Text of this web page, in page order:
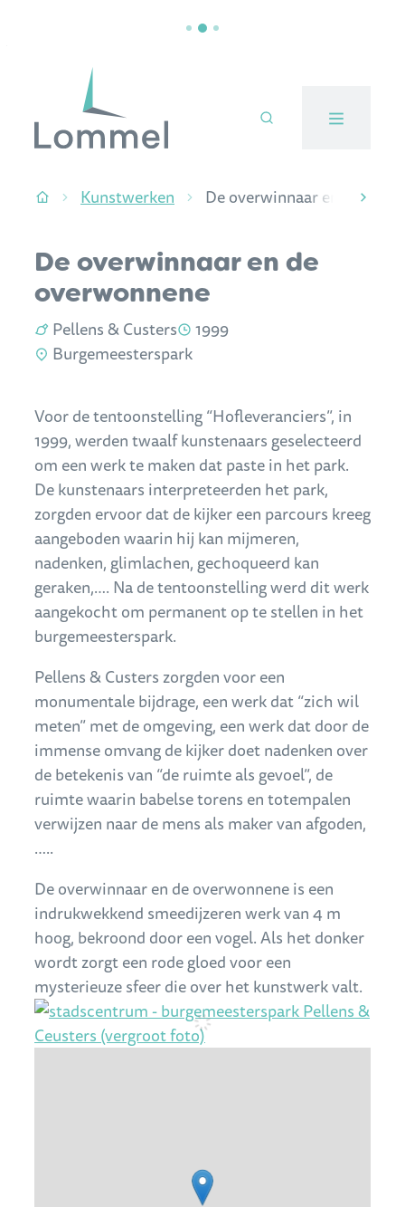
Naar inhoud
Stad Lommel
StartpaginaKunstwerken De overwinnaar en de
De overwinnaar en de
overwonnene
Kunstenaar:
Pellens & CustersJaartal:
1999
Locatie:
Burgemeesterspark
Voor de tentoonstelling “Hofleveranciers”, in
1999, werden twaalf kunstenaars geselecteerd
om een werk te maken dat paste in het park.
De kunstenaars interpreteerden het park,
zorgden ervoor dat de kijker een parcours kreeg
aangeboden waarin hij kan mijmeren,
nadenken, glimlachen, gechoqueerd kan
geraken,…. Na de tentoonstelling werd dit werk
aangekocht om permanent op te stellen in het
burgemeesterspark.
Pellens & Custers zorgden voor een
monumentale bijdrage, een werk dat “zich wil
meten” met de omgeving, een werk dat door de
immense omvang de kijker doet nadenken over
de betekenis van “de ruimte als gevoel”, de
ruimte waarin babelse torens en totempalen
verwijzen naar de mens als maker van afgoden,
…..
De overwinnaar en de overwonnene is een
indrukwekkend smeedijzeren werk van 4 m
hoog, bekroond door een vogel. Als het donker
wordt zorgt een rode gloed voor een
mysterieuze sfeer die over het kunstwerk valt.
Stratenplan